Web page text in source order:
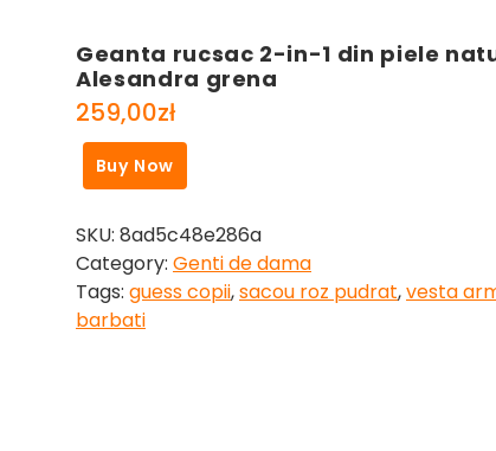
Geanta rucsac 2-in-1 din piele
Alesandra grena
259,00zł
Buy Now
SKU: 8ad5c48e286a
Category: Genti de dama
Tags: guess copii,sacou roz pudrat,vesta
barbati